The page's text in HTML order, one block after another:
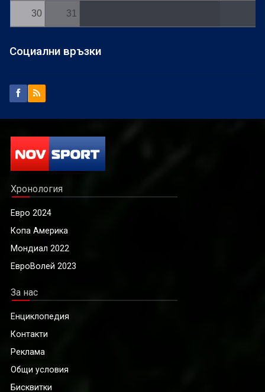
30 31
Социални връзки
Хронология
Евро 2024
Копа Америка
Мондиал 2022
ЕвроВолей 2023
За нас
Енциклопедия
Контакти
Реклама
Общи условия
Бисквитки